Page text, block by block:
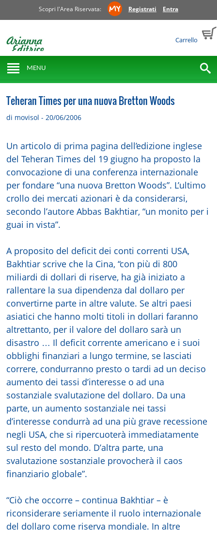
Scopri l'Area Riservata: Registrati Entra
Carrello
MENU
Teheran Times per una nuova Bretton Woods
di movisol - 20/06/2006
Un articolo di prima pagina dell’edizione inglese
del Teheran Times del 19 giugno ha proposto la
convocazione di una conferenza internazionale
per fondare “una nuova Bretton Woods”. L’ultimo
crollo dei mercati azionari è da considerarsi,
secondo l’autore Abbas Bakhtiar, “un monito per i
guai in vista”.
A proposito del deficit dei conti correnti USA,
Bakhtiar scrive che la Cina, “con più di 800
miliardi di dollari di riserve, ha già iniziato a
rallentare la sua dipendenza dal dollaro per
convertirne parte in altre valute. Se altri paesi
asiatici che hanno molti titoli in dollari faranno
altrettanto, per il valore del dollaro sarà un
disastro … Il deficit corrente americano e i suoi
obblighi finanziari a lungo termine, se lasciati
correre, condurranno presto o tardi ad un deciso
aumento dei tassi d’interesse o ad una
sostanziale svalutazione del dollaro. Da una
parte, un aumento sostanziale nei tassi
d’interesse condurrà ad una più grave recessione
negli USA, che si ripercuoterà immediatamente
sul resto del mondo. D’altra parte, una
svalutazione sostanziale provocherà il caos
finanziario globale”.
“Ciò che occorre – continua Bakhtiar – è
riconsiderare seriamente il ruolo internazionale
del dollaro come riserva mondiale. In altre